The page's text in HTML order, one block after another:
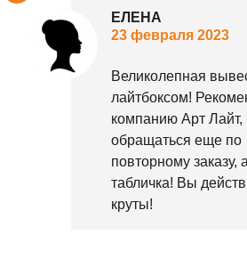
ЕЛЕНА
23 февраля 2023
Великолепная
лайтбоксом!
компанию Арт Лайт,
обращаться еще по
повторному заказу,
табличка! Вы
круты!